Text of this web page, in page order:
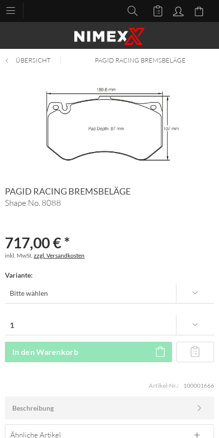
ÜBERSICHT PAGID RACING BREMSBELÄGE
PAGID RACING BREMSBELÄGE
Shape No. 8088
717,00 € *
inkl. MwSt. zzgl. Versandkosten
Variante:
In den Warenkorb
Artikel-Nr.: 100001666
Beschreibung
Ähnliche Artikel